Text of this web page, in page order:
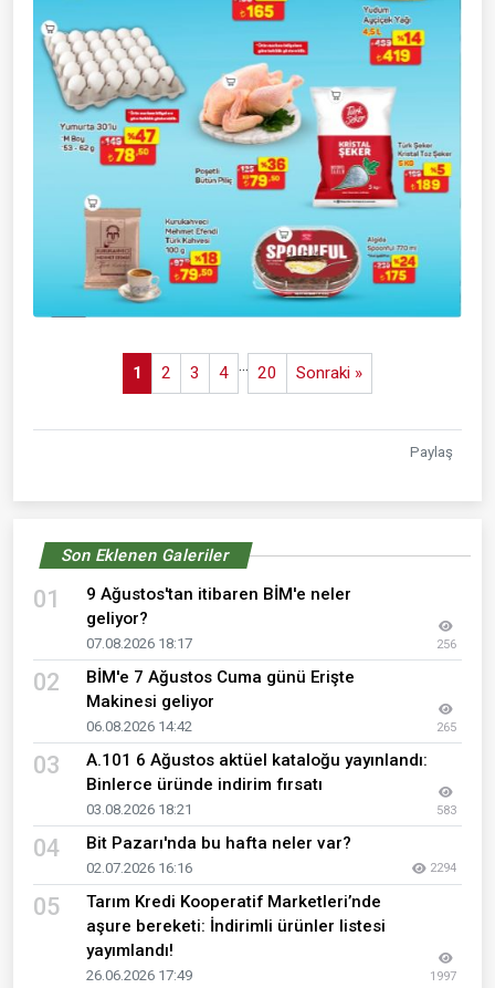
1 2 3 4 ... 20 Sonraki »
Paylaş
Son Eklenen Galeriler
01
9 Ağustos'tan itibaren BİM'e neler
geliyor?
07.08.2026 18:17 256
02
BİM'e 7 Ağustos Cuma günü Erişte
Makinesi geliyor
06.08.2026 14:42 265
03
A.101 6 Ağustos aktüel kataloğu yayınlandı:
Binlerce üründe indirim fırsatı
03.08.2026 18:21 583
04 Bit Pazarı'nda bu hafta neler var?
02.07.2026 16:16 2294
05
Tarım Kredi Kooperatif Marketleri’nde
aşure bereketi: İndirimli ürünler listesi
yayımlandı!
26.06.2026 17:49 1997